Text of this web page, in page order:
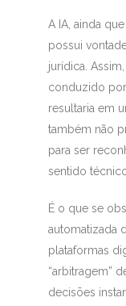
A IA, ainda
possui
jurídica.
conduzido
resultaria em
também não
para ser
sentido
É o que se
automatizada
plataformas
“arbitragem”
decisões